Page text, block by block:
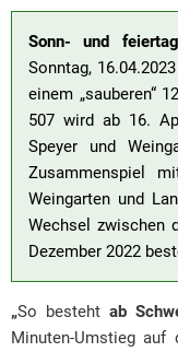
Sonn- und
Sonntag,
einem „sauberen“
507 wird ab 16.
Speyer und
Zusammenspiel
Weingarten und
Wechsel zwischen
Dezember 2022
„So besteht ab
Minuten-Umstieg auf